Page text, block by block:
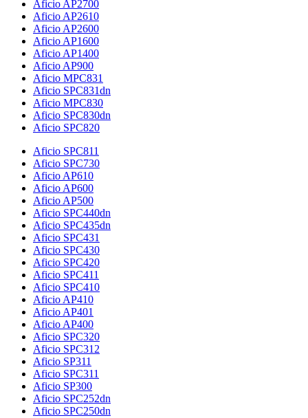
Aficio AP2700
Aficio AP2610
Aficio AP2600
Aficio AP1600
Aficio AP1400
Aficio AP900
Aficio MPC831
Aficio SPC831dn
Aficio MPC830
Aficio SPC830dn
Aficio SPC820
Aficio SPC811
Aficio SPC730
Aficio AP610
Aficio AP600
Aficio AP500
Aficio SPC440dn
Aficio SPC435dn
Aficio SPC431
Aficio SPC430
Aficio SPC420
Aficio SPC411
Aficio SPC410
Aficio AP410
Aficio AP401
Aficio AP400
Aficio SPC320
Aficio SPC312
Aficio SP311
Aficio SPC311
Aficio SP300
Aficio SPC252dn
Aficio SPC250dn